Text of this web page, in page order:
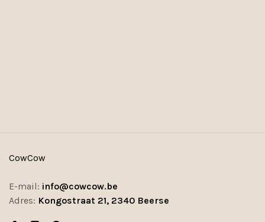
CowCow
E-mail: info@cowcow.be
Adres: Kongostraat 21, 2340 Beerse